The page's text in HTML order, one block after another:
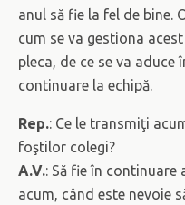
anul să fie la fel de bine.
cum se va gestiona
pleca, de ce se va aduce
continuare la echipă.
Rep.: Ce le transmiţi
foştilor colegi?
A.V.: Să fie în continuare
acum, când este nevoie